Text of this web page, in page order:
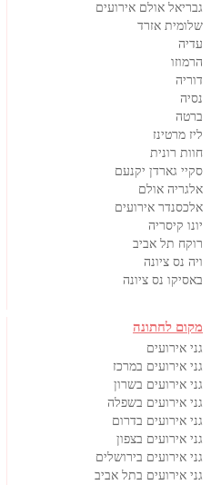
גבריאל אולם אירועים
שלומית אזרד
עדיה
הרמוזו
דוריה
נסיה
ברטה
ליז מרטינז
חוות רונית
סקיי גארדן יקנעם
אלגריה אולם
אלכסנדר אירועים
יונו קיסריה
רוקח תל אביב
ויה נס ציונה
באסיקו נס ציונה
מקום לחתונה
גני אירועים
גני אירועים במרכז
גני אירועים בשרון
גני אירועים בשפלה
גני אירועים בדרום
גני אירועים בצפון
גני אירועים בירושלים
גני אירועים בתל אביב